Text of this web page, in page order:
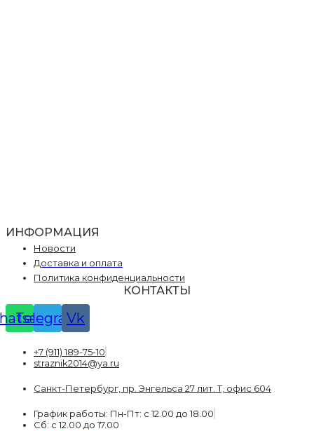
ИНФОРМАЦИЯ
Новости
Доставка и оплата
Политика конфиденциальности
КОНТАКТЫ
Telegram
Vk
+7 (911) 189-75-10
straznik2014@ya.ru
Санкт-Петербург, пр. Энгельса 27 лит. Т, офис 604
График работы: Пн-Пт: с 12.00 до 18.00
Сб: с 12.00 до 17.00